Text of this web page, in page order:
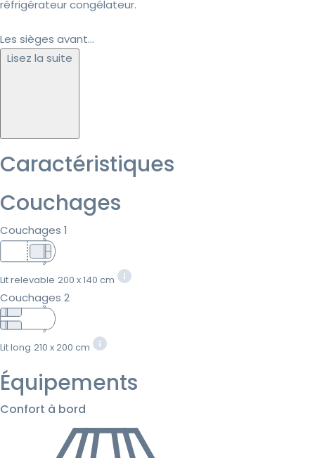
réfrigérateur congélateur.
Les sièges avant...
Lisez la suite
Caractéristiques
Couchages
Couchages 1
Lit relevable 200 x 140 cm
Couchages 2
Lit long 210 x 200 cm
Équipements
Confort à bord